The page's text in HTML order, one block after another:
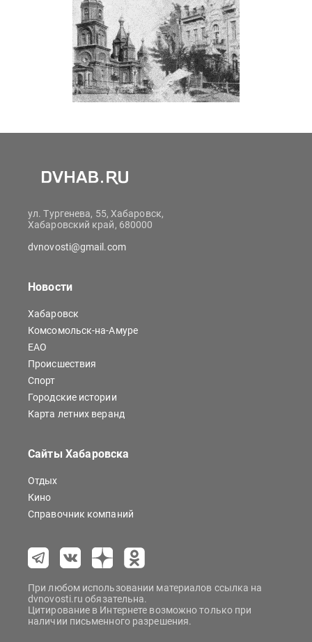
ул. Тургенева, 55, Хабаровск,
Хабаровский край, 680000
dvnovosti@gmail.com
Новости
Хабаровск
Комсомольск-на-Амуре
ЕАО
Происшествия
Спорт
Городские истории
Карта летних веранд
Сайты Хабаровска
Отдых
Кино
Справочник компаний
При любом использовании материалов ссылка на
dvnovosti.ru обязательна.
Цитирование в Интернете возможно только при
наличии письменного разрешения.